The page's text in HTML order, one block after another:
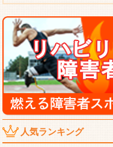
人気ランキング